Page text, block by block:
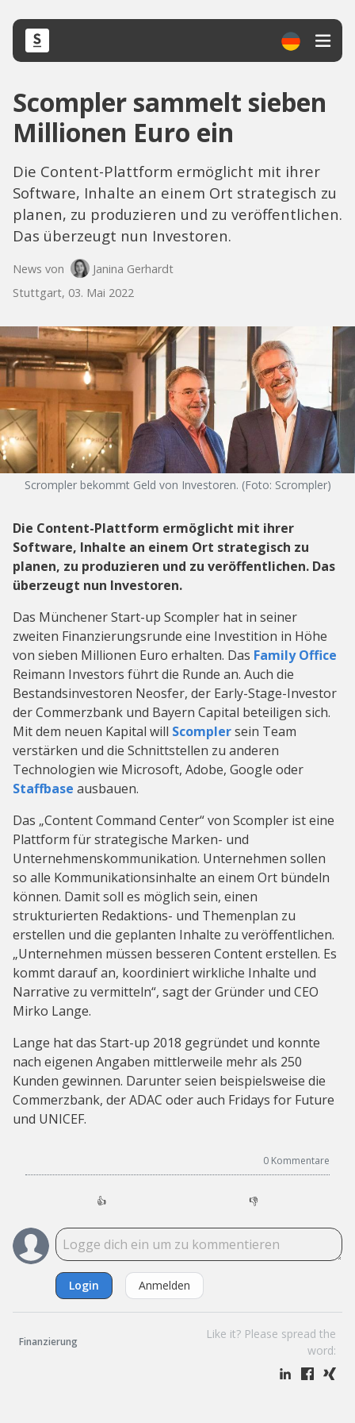
Scompler sammelt sieben
Millionen Euro ein
Die Content-Plattform ermöglicht mit ihrer
Software, Inhalte an einem Ort strategisch zu
planen, zu produzieren und zu veröffentlichen.
Das überzeugt nun Investoren.
News von
Janina Gerhardt
Stuttgart, 03. Mai 2022
Scrompler bekommt Geld von Investoren. (Foto: Scrompler)
Die Content-Plattform ermöglicht mit ihrer
Software, Inhalte an einem Ort strategisch zu
planen, zu produzieren und zu veröffentlichen. Das
überzeugt nun Investoren.
Das Münchener Start-up Scompler hat in seiner
zweiten Finanzierungsrunde eine Investition in Höhe
von sieben Millionen Euro erhalten. Das Family Office
Reimann Investors führt die Runde an. Auch die
Bestandsinvestoren Neosfer, der Early-Stage-Investor
der Commerzbank und Bayern Capital beteiligen sich.
Mit dem neuen Kapital will Scomplersein Team
verstärken und die Schnittstellen zu anderen
Technologien wie Microsoft, Adobe, Google oder
Staffbase ausbauen.
Das „Content Command Center“ von Scompler ist eine
Plattform für strategische Marken- und
Unternehmenskommunikation. Unternehmen sollen
so alle Kommunikationsinhalte an einem Ort bündeln
können. Damit soll es möglich sein, einen
strukturierten Redaktions- und Themenplan zu
erstellen und die geplanten Inhalte zu veröffentlichen.
„Unternehmen müssen besseren Content erstellen. Es
kommt darauf an, koordiniert wirkliche Inhalte und
Narrative zu vermitteln“, sagt der Gründer und CEO
Mirko Lange.
Lange hat das Start-up 2018 gegründet und konnte
nach eigenen Angaben mittlerweile mehr als 250
Kunden gewinnen. Darunter seien beispielsweise die
Commerzbank, der ADAC oder auch Fridays for Future
und UNICEF.
0 Kommentare
👍 👎
Login Anmelden
Finanzierung
Like it? Please spread the
word: